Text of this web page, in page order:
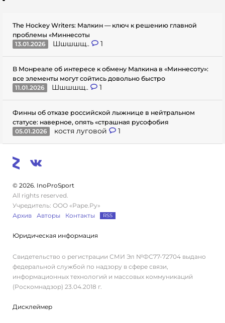
The Hockey Writers: Малкин — ключ к решению главной
проблемы «Миннесоты
13.01.2026
Шшшшщ.. 1
В Монреале об интересе к обмену Малкина в «Миннесоту»:
все элементы могут сойтись довольно быстро
11.01.2026
Шшшшщ.. 1
Финны об отказе российской лыжнице в нейтральном
статусе: наверное, опять «страшная русофобия
05.01.2026
костя луговой 1
© 2026. InoProSport
All rights reserved.
Учредитель: ООО «Раре.Ру»
Архив
Авторы Контакты RSS
Юридическая информация
Свидетельство о регистрации СМИ Эл №ФС77-72704 выдано
федеральной службой по надзору в сфере связи,
информационных технологий и массовых коммуникаций
(Роскомнадзор) 23.04.2018 г.
Дисклеймер